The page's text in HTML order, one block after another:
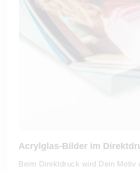
Acrylglas-Bilder im
Beim Direktdruck wird Dein Motiv